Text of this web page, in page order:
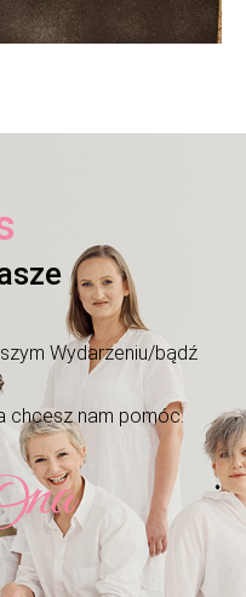
Wydarzeniu/bądź
chcesz nam pomóc.